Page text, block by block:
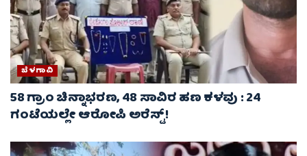
ಬೆಳಗಾವಿ
58 ಗ್ರಾಂ ಚಿನ್ನಾಭರಣ, 48 ಸಾವಿರ ಹಣ ಕಳವು : 24
ಗಂಟೆಯಲ್ಲೇ ಆರೋಪಿ ಅರೆಸ್ಟ್‌!